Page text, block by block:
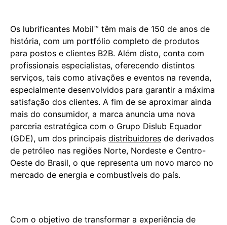
Os lubrificantes Mobil™ têm mais de 150 de anos de
história, com um portfólio completo de produtos
para postos e clientes B2B. Além disto, conta com
profissionais especialistas, oferecendo distintos
serviços, tais como ativações e eventos na revenda,
especialmente desenvolvidos para garantir a máxima
satisfação dos clientes. A fim de se aproximar ainda
mais do consumidor, a marca anuncia uma nova
parceria estratégica com o Grupo Dislub Equador
(GDE), um dos principais distribuidores de derivados
de petróleo nas regiões Norte, Nordeste e Centro-
Oeste do Brasil, o que representa um novo marco no
mercado de energia e combustíveis do país.
Com o objetivo de transformar a experiência de